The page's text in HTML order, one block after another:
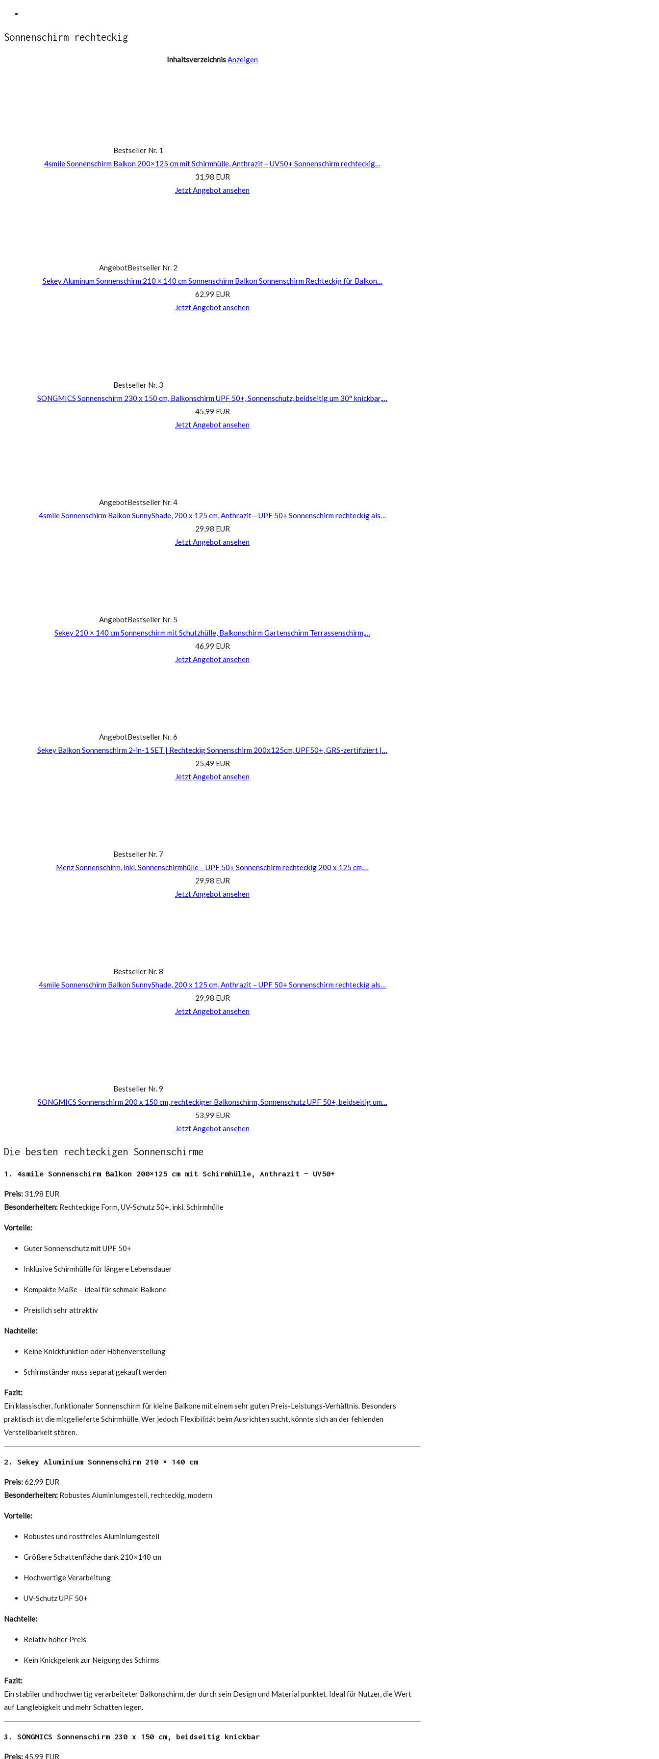
Springe
Inhalt
Sonnenschirm rechteckig
InhaltsverzeichnisAnzeigen
Bestseller Nr. 1
4smile Sonnenschirm Balkon 200×125 cm mit Schirmhülle, Anthrazit – UV50+ Sonnenschirm rechteckig…
31,98 EUR
Jetzt Angebot ansehen
AngebotBestseller Nr. 2
Sekey Aluminum Sonnenschirm 210 × 140 cm Sonnenschirm Balkon Sonnenschirm Rechteckig für Balkon…
62,99 EUR
Jetzt Angebot ansehen
Bestseller Nr. 3
SONGMICS Sonnenschirm 230 x 150 cm, Balkonschirm UPF 50+, Sonnenschutz, beidseitig um 30° knickbar,…
45,99 EUR
Jetzt Angebot ansehen
AngebotBestseller Nr. 4
4smile Sonnenschirm Balkon SunnyShade, 200 x 125 cm, Anthrazit – UPF 50+ Sonnenschirm rechteckig als…
29,98 EUR
Jetzt Angebot ansehen
AngebotBestseller Nr. 5
Sekey 210 × 140 cm Sonnenschirm mit Schutzhülle, Balkonschirm Gartenschirm Terrassenschirm,…
46,99 EUR
Jetzt Angebot ansehen
AngebotBestseller Nr. 6
Sekey Balkon Sonnenschirm 2-in-1 SET | Rechteckig Sonnenschirm 200x125cm, UPF50+, GRS-zertifiziert |…
25,49 EUR
Jetzt Angebot ansehen
Bestseller Nr. 7
Menz Sonnenschirm, inkl. Sonnenschirmhülle – UPF 50+ Sonnenschirm rechteckig 200 x 125 cm,…
29,98 EUR
Jetzt Angebot ansehen
Bestseller Nr. 8
4smile Sonnenschirm Balkon SunnyShade, 200 x 125 cm, Anthrazit – UPF 50+ Sonnenschirm rechteckig als…
29,98 EUR
Jetzt Angebot ansehen
Bestseller Nr. 9
SONGMICS Sonnenschirm 200 x 150 cm, rechteckiger Balkonschirm, Sonnenschutz UPF 50+, beidseitig um…
53,99 EUR
Jetzt Angebot ansehen
Die besten rechteckigen Sonnenschirme
1. 4smile Sonnenschirm Balkon 200×125 cm mit Schirmhülle, Anthrazit – UV50+
Preis: 31,98 EUR
Besonderheiten: Rechteckige Form, UV-Schutz 50+, inkl. Schirmhülle
Vorteile:
Guter Sonnenschutz mit UPF 50+
Inklusive Schirmhülle für längere Lebensdauer
Kompakte Maße – ideal für schmale Balkone
Preislich sehr attraktiv
Nachteile:
Keine Knickfunktion oder Höhenverstellung
Schirmständer muss separat gekauft werden
Fazit:
Ein klassischer, funktionaler Sonnenschirm für kleine Balkone mit einem sehr guten Preis-Leistungs-Verhältnis. Besonders
praktisch ist die mitgelieferte Schirmhülle. Wer jedoch Flexibilität beim Ausrichten sucht, könnte sich an der fehlenden
Verstellbarkeit stören.
2. Sekey Aluminium Sonnenschirm 210 × 140 cm
Preis:62,99 EUR
Besonderheiten: Robustes Aluminiumgestell, rechteckig, modern
Vorteile:
Robustes und rostfreies Aluminiumgestell
Größere Schattenfläche dank 210×140 cm
Hochwertige Verarbeitung
UV-Schutz UPF 50+
Nachteile:
Relativ hoher Preis
Kein Knickgelenk zur Neigung des Schirms
Fazit:
Ein stabiler und hochwertig verarbeiteter Balkonschirm, der durch sein Design und Material punktet. Ideal für Nutzer, die Wert
auf Langlebigkeit und mehr Schatten legen.
3. SONGMICS Sonnenschirm 230 x 150 cm, beidseitig knickbar
Preis:45,99 EUR